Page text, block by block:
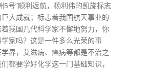
5号”顺利返航，杨利伟的凯旋标志
大成就；标志着我国航天事业的
我国几代科学家不懈地努力，你
家吗？这是一件多么光荣的事
界，艾滋病、癌病等都是不治之
都要学好化学这一门基础知识，